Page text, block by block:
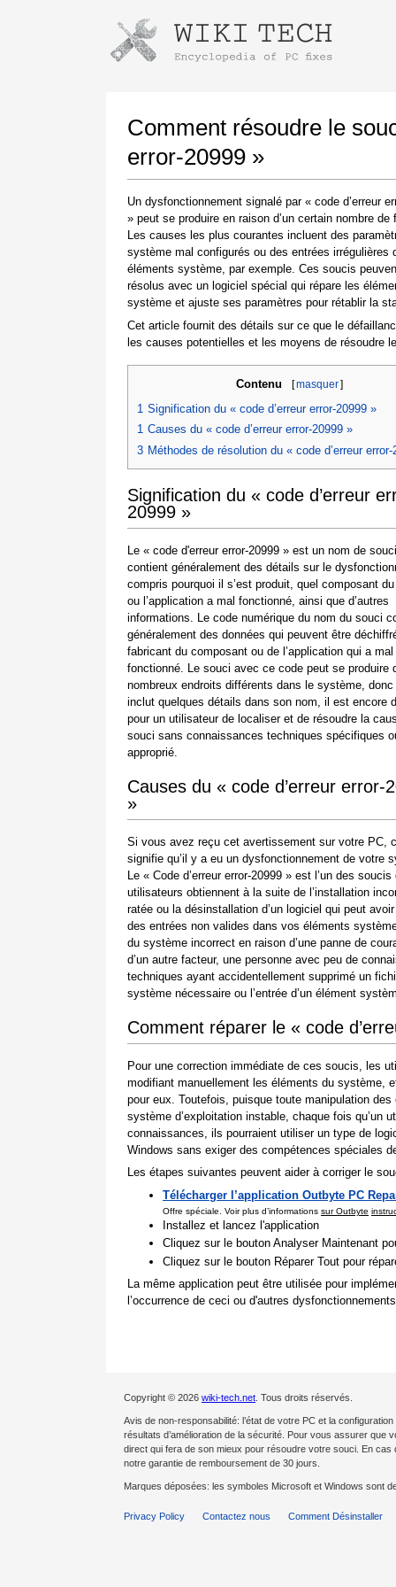
Comment résoudre le
error-20999 »
Un dysfonctionnement signalé par « code d’erreur
» peut se produire en raison d’un certain nombre de
Les causes les plus courantes incluent des
système mal configurés ou des entrées irrégulières
éléments système, par exemple. Ces soucis
résolus avec un logiciel spécial qui répare les
système et ajuste ses paramètres pour rétablir la
Cet article fournit des détails sur ce que le
les causes potentielles et les moyens de résoudre
Contenu [masquer]
1 Signification du « code d’erreur error-20999 »
1 Causes du « code d’erreur error-20999 »
3 Méthodes de résolution du « code d’erreur error-
Signification du « code d’erreur
20999 »
Le « code d'erreur error-20999 » est un nom de
contient généralement des détails sur le
compris pourquoi il s’est produit, quel composant
ou l’application a mal fonctionné, ainsi que d’autres
informations. Le code numérique du nom du souci
généralement des données qui peuvent être
fabricant du composant ou de l’application qui a mal
fonctionné. Le souci avec ce code peut se produire
nombreux endroits différents dans le système,
inclut quelques détails dans son nom, il est encore
pour un utilisateur de localiser et de résoudre la
souci sans connaissances techniques spécifiques
approprié.
Causes du « code d’erreur error-
»
Si vous avez reçu cet avertissement sur votre PC,
signifie qu’il y a eu un dysfonctionnement de votre
Le « Code d’erreur error-20999 » est l’un des
utilisateurs obtiennent à la suite de l’installation
ratée ou la désinstallation d’un logiciel qui peut
des entrées non valides dans vos éléments
du système incorrect en raison d’une panne de
d’un autre facteur, une personne avec peu de
techniques ayant accidentellement supprimé un
système nécessaire ou l’entrée d’un élément
Comment réparer le « code
Pour une correction immédiate de ces soucis, les
modifiant manuellement les éléments du système,
pour eux. Toutefois, puisque toute manipulation
système d’exploitation instable, chaque fois qu’un
connaissances, ils pourraient utiliser un type de
Windows sans exiger des compétences spéciales
Les étapes suivantes peuvent aider à corriger le
Télécharger l’application Outbyte PC
Offre spéciale. Voir plus d’informations sur Outbyte
Installez et lancez l'application
Cliquez sur le bouton Analyser Maintenant
Cliquez sur le bouton Réparer Tout pour
La même application peut être utilisée pour
l’occurrence de ceci ou d'autres
Copyright © 2026 wiki-tech.net . Tous droits réservés.
Avis de non-responsabilité: l’état de votre PC et la
résultats d’amélioration de la sécurité. Pour vous assurer que
direct qui fera de son mieux pour résoudre votre souci. En
notre garantie de remboursement de 30 jours.
Marques déposées: les symboles Microsoft et Windows sont
Privacy Policy Contactez nous Comment Désinstaller
Instructions pour télécharger avec
Une fois le téléchargement terminé, cliquez sur
le lien du fichier téléchargé